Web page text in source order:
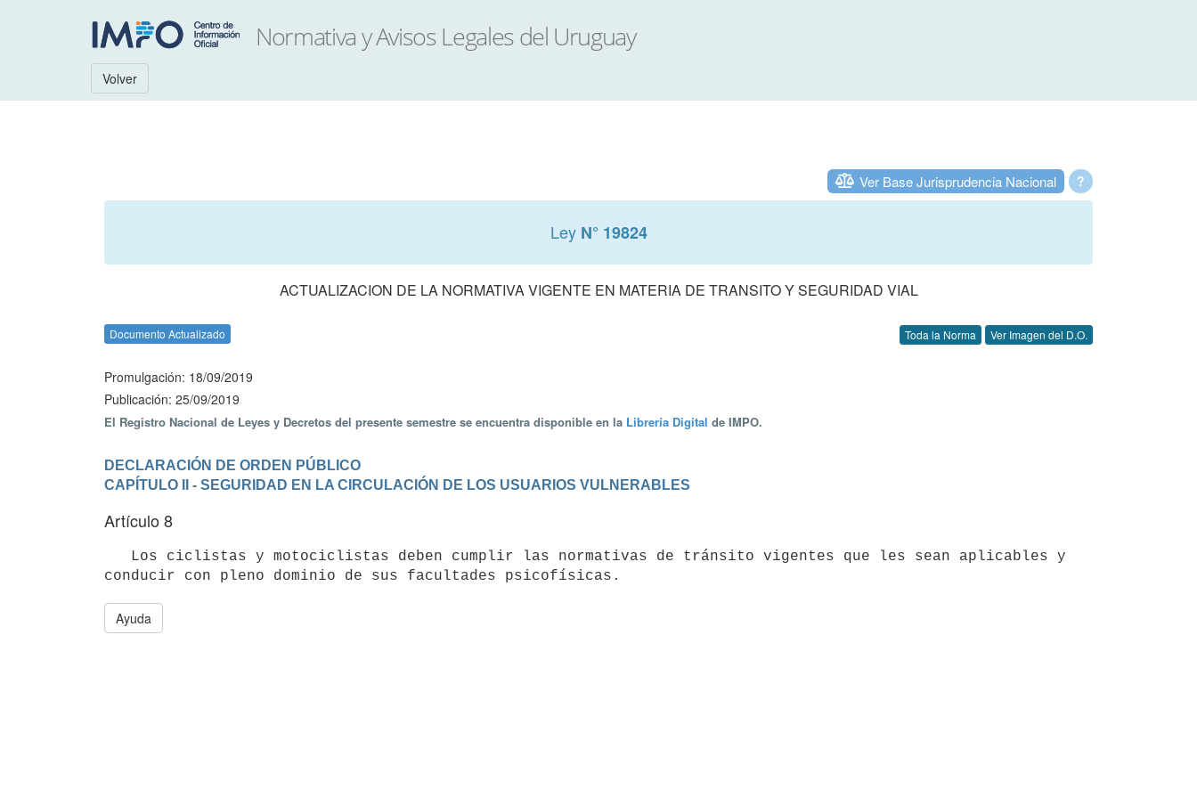
Volver
?
Ver Base Jurisprudencia Nacional
Ley N° 19824
ACTUALIZACION DE LA NORMATIVA VIGENTE EN MATERIA DE TRANSITO Y SEGURIDAD VIAL
Documento Actualizado Toda la Norma Ver Imagen del D.O.
Promulgación: 18/09/2019
Publicación: 25/09/2019
El Registro Nacional de Leyes y Decretos del presente semestre se encuentra disponible en la Librería Digital de IMPO.
DECLARACIÓN DE ORDEN PÚBLICO
CAPÍTULO II - SEGURIDAD EN LA CIRCULACIÓN DE LOS USUARIOS VULNERABLES
Artículo 8
Ayuda